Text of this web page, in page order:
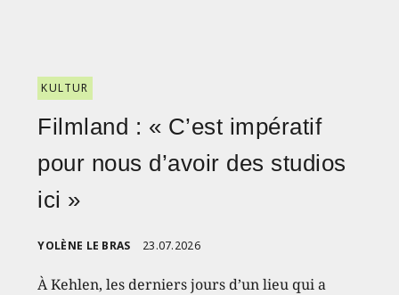
KULTUR
Filmland : « C’est impératif
pour nous d’avoir des studios
ici »
YOLÈNE LE BRAS 23.07.2026
À Kehlen, les derniers jours d’un lieu qui a